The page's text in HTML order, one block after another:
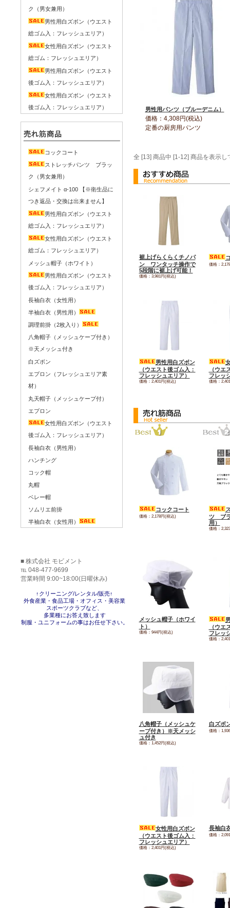
男性用パンツ（ブルーデニム）
価格：4,308円(税込)
定番の厨房用パンツ
全 [13] 商品中 [1-12] 商品を表示
裾上げらくらくチノパ
ン ワンタッチ操作で
5段階に裾上げ可能！
価格：3,981円(税込)
価格：
男性用白ズボン
（ウエスト後ゴム入：
フレッシュエリア）
価格：2,401円(税込)
（ウエ
フレッ
価格：
コックコート
価格：2,178円(税込)
ツ ブラ
用）
価格：
メッシュ帽子（ホワイ
ト）
価格：944円(税込)
（ウエ
フレッ
価格：
八角帽子（メッシュケ
ープ付き）※天メッシ
ュ付き
価格：1,452円(税込)
白ズボ
価格：
女性用白ズボン
（ウエスト後ゴム入：
フレッシュエリア）
価格：2,401円(税込)
長袖白
価格：
ク（男女兼用）
男性用白ズボン（ウエスト
総ゴム入：フレッシュエリア）
女性用白ズボン（ウエスト
総ゴム：フレッシュエリア）
男性用白ズボン（ウエスト
後ゴム入：フレッシュエリア）
女性用白ズボン（ウエスト
後ゴム入：フレッシュエリア）
コックコート
ストレッチパンツ ブラッ
ク（男女兼用）
シェフメイト α-100 【※衛生品に
つき返品・交換は出来ません】
男性用白ズボン（ウエスト
総ゴム入：フレッシュエリア）
女性用白ズボン（ウエスト
総ゴム：フレッシュエリア）
メッシュ帽子（ホワイト）
男性用白ズボン（ウエスト
後ゴム入：フレッシュエリア）
長袖白衣（女性用）
半袖白衣（男性用）
調理前掛（2枚入り）
八角帽子（メッシュケープ付き）
※天メッシュ付き
白ズボン
エプロン（フレッシュエリア素
材）
丸天帽子（メッシュケープ付）
エプロン
女性用白ズボン（ウエスト
後ゴム入：フレッシュエリア）
長袖白衣（男性用）
ハンチング
コック帽
丸帽
ベレー帽
ソムリエ前掛
半袖白衣（女性用）
■ 株式会社 モビメント
℡ 048-477-9699
営業時間 9:00~18:00(日曜休み)
↑クリーニング/レンタル/販売↑
外食産業・食品工場・オフィス・美容業
スポーツクラブなど、
多業種にお答え致します
制服・ユニフォームの事はお任せ下さい。